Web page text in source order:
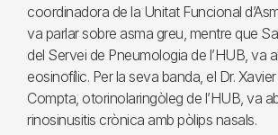
coordinadora de la Unitat Funcional
va parlar sobre asma greu, mentre que
del Servei de Pneumologia de l’HUB, va
eosinofílic. Per la seva banda, el Dr.
Compta, otorinolaringòleg de l’HUB, va
rinosinusitis crònica amb pòlips nasals.